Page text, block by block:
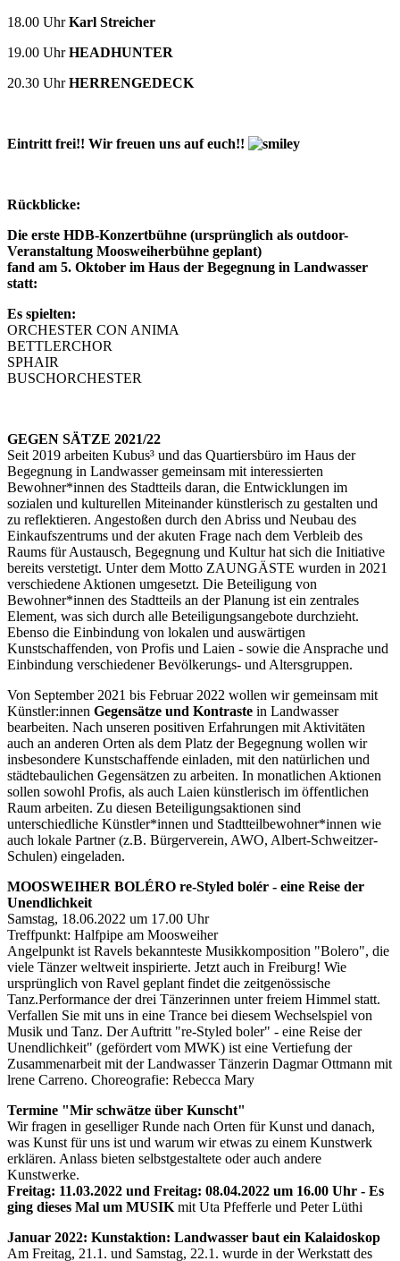
18.00 UhrKarl Streicher
19.00 Uhr HEADHUNTER
20.30 UhrHERRENGEDECK
Eintritt frei!! Wir freuen uns auf euch!!
Rückblicke:
Die erste HDB-Konzertbühne (ursprünglich als outdoor-
Veranstaltung Moosweiherbühne geplant)
fand am 5. Oktober im Haus der Begegnung in Landwasser
statt:
Es spielten:
ORCHESTER CON ANIMA
BETTLERCHOR
SPHAIR
BUSCHORCHESTER
GEGEN SÄTZE 2021/22
Seit 2019 arbeiten Kubus³ und das Quartiersbüro im Haus der
Begegnung in Landwasser gemeinsam mit interessierten
Bewohner*innen des Stadtteils daran, die Entwicklungen im
sozialen und kulturellen Miteinander künstlerisch zu gestalten und
zu reflektieren. Angestoßen durch den Abriss und Neubau des
Einkaufszentrums und der akuten Frage nach dem Verbleib des
Raums für Austausch, Begegnung und Kultur hat sich die Initiative
bereits verstetigt. Unter dem Motto ZAUNGÄSTE wurden in 2021
verschiedene Aktionen umgesetzt. Die Beteiligung von
Bewohner*innen des Stadtteils an der Planung ist ein zentrales
Element, was sich durch alle Beteiligungsangebote durchzieht.
Ebenso die Einbindung von lokalen und auswärtigen
Kunstschaffenden, von Profis und Laien - sowie die Ansprache und
Einbindung verschiedener Bevölkerungs- und Altersgruppen.
Von September 2021 bis Februar 2022 wollen wir gemeinsam mit
Künstler:innen Gegensätze und Kontraste in Landwasser
bearbeiten. Nach unseren positiven Erfahrungen mit Aktivitäten
auch an anderen Orten als dem Platz der Begegnung wollen wir
insbesondere Kunstschaffende einladen, mit den natürlichen und
städtebaulichen Gegensätzen zu arbeiten. In monatlichen Aktionen
sollen sowohl Profis, als auch Laien künstlerisch im öffentlichen
Raum arbeiten. Zu diesen Beteiligungsaktionen sind
unterschiedliche Künstler*innen und Stadtteilbewohner*innen wie
auch lokale Partner (z.B. Bürgerverein, AWO, Albert-Schweitzer-
Schulen) eingeladen.
MOOSWEIHER BOLÉRO re-Styled bolér - eine Reise der
Unendlichkeit
Samstag, 18.06.2022 um 17.00 Uhr
Treffpunkt: Halfpipe am Moosweiher
Angelpunkt ist Ravels bekannteste Musikkomposition "Bolero", die
viele Tänzer weltweit inspirierte. Jetzt auch in Freiburg! Wie
ursprünglich von Ravel geplant findet die zeitgenössische
Tanz.Performance der drei Tänzerinnen unter freiem Himmel statt.
Verfallen Sie mit uns in eine Trance bei diesem Wechselspiel von
Musik und Tanz. Der Auftritt "re-Styled boler" - eine Reise der
Unendlichkeit" (gefördert vom MWK) ist eine Vertiefung der
Zusammenarbeit mit der Landwasser Tänzerin Dagmar Ottmann mit
lrene Carreno. Choreografie: Rebecca Mary
Termine "Mir schwätze über Kunscht"
Wir fragen in geselliger Runde nach Orten für Kunst und danach,
was Kunst für uns ist und warum wir etwas zu einem Kunstwerk
erklären. Anlass bieten selbstgestaltete oder auch andere
Kunstwerke.
Freitag: 11.03.2022 und Freitag: 08.04.2022 um 16.00 Uhr - Es
ging dieses Mal um MUSIK mit Uta Pfefferle und Peter Lüthi
Januar 2022: Kunstaktion: Landwasser baut ein Kalaidoskop
Am Freitag, 21.1. und Samstag, 22.1. wurde in der Werkstatt des